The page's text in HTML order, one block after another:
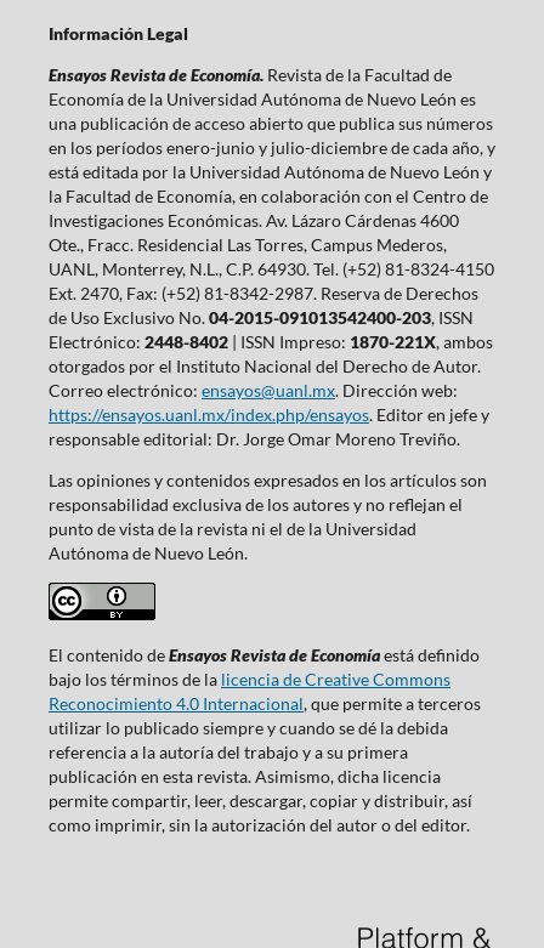
Información Legal
Ensayos Revista de Economía. Revista de la Facultad de
Economía de la Universidad Autónoma de Nuevo León es
una publicación de acceso abierto que publica sus números
en los períodos enero-junio y julio-diciembre de cada año, y
está editada por la Universidad Autónoma de Nuevo León y
la Facultad de Economía, en colaboración con el Centro de
Investigaciones Económicas. Av. Lázaro Cárdenas 4600
Ote., Fracc. Residencial Las Torres, Campus Mederos,
UANL, Monterrey, N.L., C.P. 64930. Tel. (+52) 81-8324-4150
Ext. 2470, Fax: (+52) 81-8342-2987. Reserva de Derechos
de Uso Exclusivo No.04-2015-091013542400-203, ISSN
Electrónico: 2448-8402| ISSN Impreso: 1870-221X, ambos
otorgados por el Instituto Nacional del Derecho de Autor.
Correo electrónico: ensayos@uanl.mx. Dirección web:
https://ensayos.uanl.mx/index.php/ensayos. Editor en jefe y
responsable editorial: Dr. Jorge Omar Moreno Treviño.
Las opiniones y contenidos expresados en los artículos son
responsabilidad exclusiva de los autores y no reflejan el
punto de vista de la revista ni el de la Universidad
Autónoma de Nuevo León.
El contenido deEnsayos Revista de Economíaestá definido
bajo los términos de la licencia de Creative Commons
Reconocimiento 4.0 Internacional, que permite a terceros
utilizar lo publicado siempre y cuando se dé la debida
referencia a la autoría del trabajo y a su primera
publicación en esta revista. Asimismo, dicha licencia
permite compartir, leer, descargar, copiar y distribuir, así
como imprimir, sin la autorización del autor o del editor.